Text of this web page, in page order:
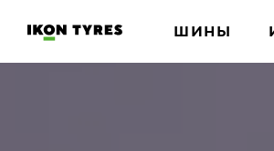
ШИНЫ